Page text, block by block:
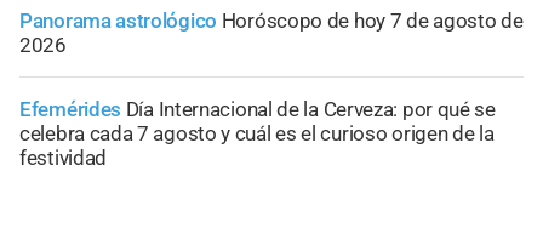
Panorama astrológico Horóscopo de hoy 7 de agosto de
2026
Efemérides Día Internacional de la Cerveza: por qué se
celebra cada 7 agosto y cuál es el curioso origen de la
festividad